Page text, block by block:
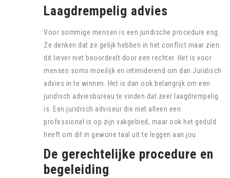
Laagdrempelig advies
Voor sommige mensen is een juridische procedure eng.
Ze denken dat ze gelijk hebben in het conflict maar zien
dit liever niet beoordeelt door een rechter. Het is voor
mensen soms moeilijk en intimiderend om dan Juridisch
advies in te winnen. Het is dan ook belangrijk om een
juridisch adviesbureau te vinden dat zeer laagdrempelig
is. Een juridisch adviseur die niet alleen een
professional is op zijn vakgebied, maar ook het geduld
heeft om dit in gewone taal uit te leggen aan jou.
De gerechtelijke procedure en
begeleiding